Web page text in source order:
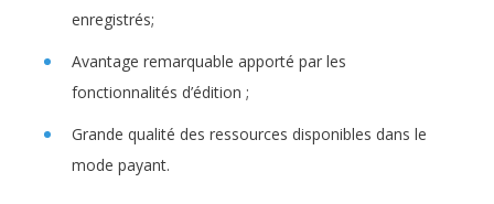
enregistrés;
Avantage remarquable apporté par les
fonctionnalités d’édition ;
Grande qualité des ressources disponibles dans le
mode payant.